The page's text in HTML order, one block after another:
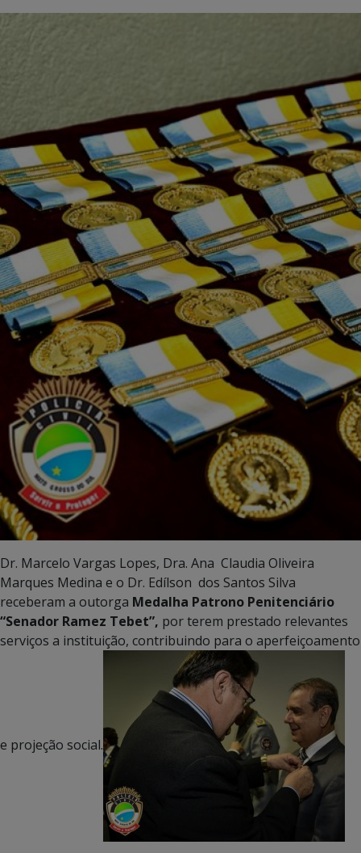
Dr. Marcelo Vargas Lopes, Dra. Ana Claudia Oliveira
Marques Medina e o Dr. Edílson dos Santos Silva
receberam a outorga Medalha Patrono Penitenciário
“Senador Ramez Tebet”, por terem prestado relevantes
serviços a instituição, contribuindo para o aperfeiçoamento
e projeção social.